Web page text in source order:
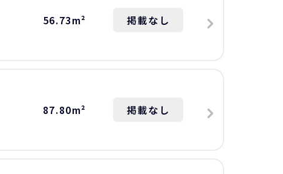
56.73m² 掲載なし
87.80m² 掲載なし